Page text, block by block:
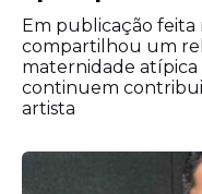
círculos de
evangelísticas,
intercessão
importantes da
participação
Em publicação feita
compartilhou um
maternidade
continuem
artista